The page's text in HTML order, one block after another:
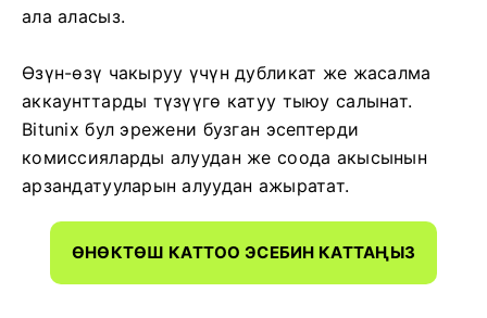
ала аласыз.
Өзүн-өзү чакыруу үчүн дубликат же жасалма
аккаунттарды түзүүгө катуу тыюу салынат.
Bitunix бул эрежени бузган эсептерди
комиссияларды алуудан же соода акысынын
арзандатууларын алуудан ажыратат.
ӨНӨКТӨШ КАТТОО ЭСЕБИН КАТТАҢЫЗ